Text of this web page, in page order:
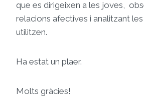
que es dirigeixen a les joves,
relacions afectives i analitzant
utilitzen.
Ha estat un plaer.
Molts gràcies!